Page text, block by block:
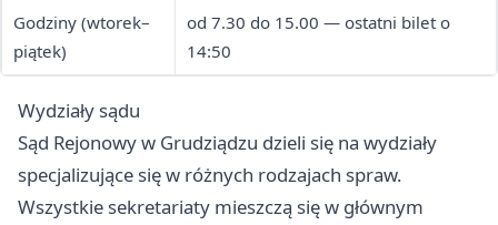
Godziny (wtorek–
piątek)
od 7.30 do 15.00 — ostatni bilet o
14:50
Wydziały sądu
Sąd Rejonowy w Grudziądzu dzieli się na wydziały
specjalizujące się w różnych rodzajach spraw.
Wszystkie sekretariaty mieszczą się w głównym